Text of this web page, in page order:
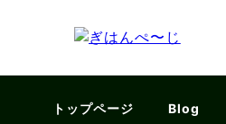
トップページ Blog